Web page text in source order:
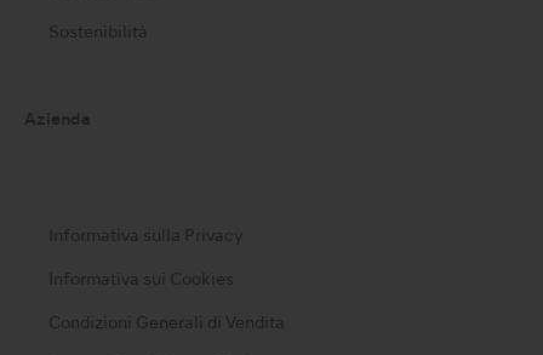
Sostenibilità
Azienda
Informativa sulla Privacy
Informativa sui Cookies
Condizioni Generali di Vendita